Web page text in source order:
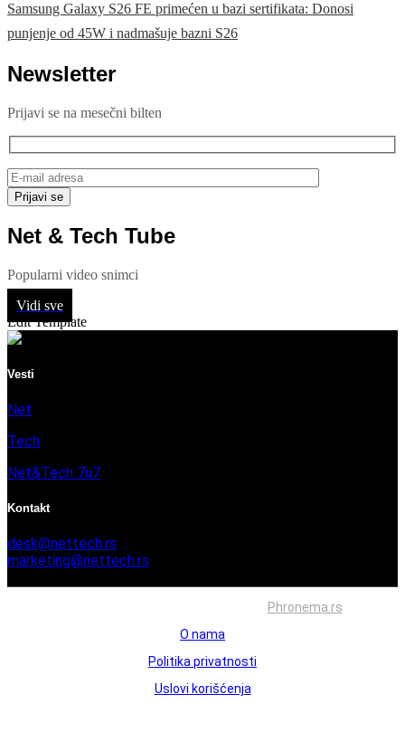
Samsung Galaxy S26 FE primećen u bazi sertifikata: Donosi
punjenje od 45W i nadmašuje bazni S26
Newsletter
Prijavi se na mesečni bilten
Net & Tech Tube
Popularni video snimci
Vidi sve
Edit Template
Vesti
Net
Tech
Net&Tech 7u7
Kontakt
desk@nettech.rs
marketing@nettech.rs
Phronema.rs
O nama
Politika privatnosti
Uslovi korišćenja